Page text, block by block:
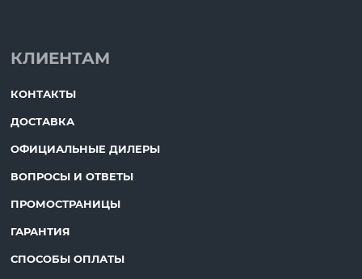
КЛИЕНТАМ
КОНТАКТЫ
ДОСТАВКА
ОФИЦИАЛЬНЫЕ ДИЛЕРЫ
ВОПРОСЫ И ОТВЕТЫ
ПРОМОСТРАНИЦЫ
ГАРАНТИЯ
СПОСОБЫ ОПЛАТЫ